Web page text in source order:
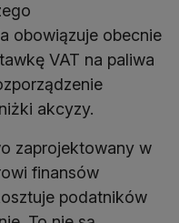
obowiązuje obecnie
VAT na paliwa
akcyzy.
zaprojektowany w
finansów
podatników